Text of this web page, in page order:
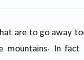
are to go away
mountains. In